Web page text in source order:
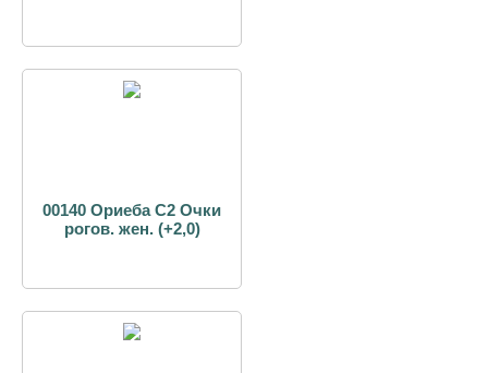
00140 Ориеба С2 Очки
рогов. жен. (+2,0)